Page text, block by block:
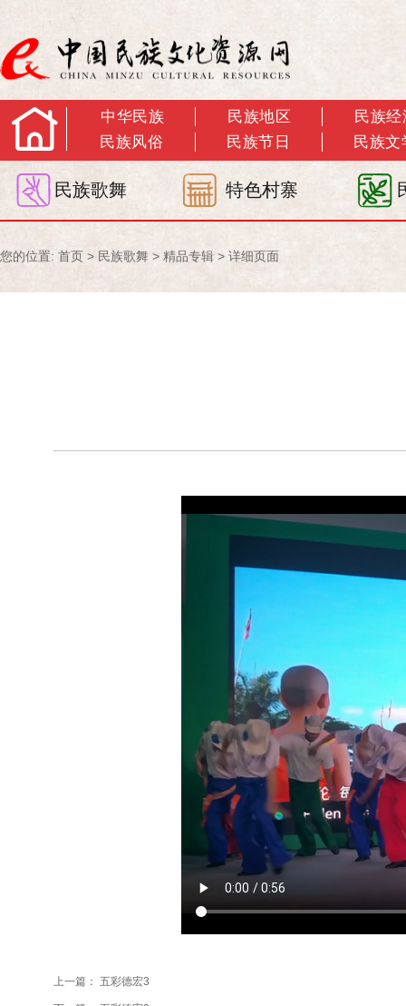
中华民族 民族地区
民族经
民族风俗
民族节日 民族文
民族歌舞 特色村寨
您的位置: 首页 > 民族歌舞 > 精品专辑 > 详细页面
上一篇： 五彩德宏3